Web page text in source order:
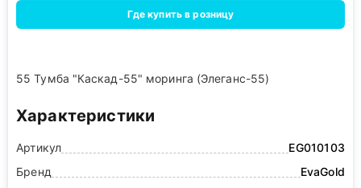
Где купить в розницу
55 Тумба "Каскад-55" моринга (Элеганс-55)
Характеристики
Артикул
EG010103
Бренд
EvaGold